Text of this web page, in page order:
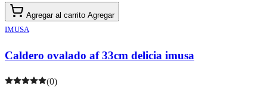
Agregar al carrito Agregar
IMUSA
Caldero ovalado af 33cm delicia imusa
(0)